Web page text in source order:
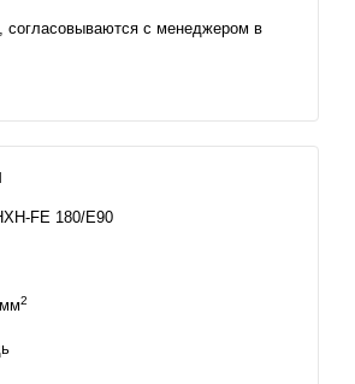
согласовываются с менеджером в
FE 180/E90
2